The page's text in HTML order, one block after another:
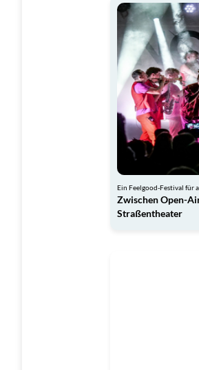
Ein Feelgood-Festival für
Zwischen Open-
Straßentheater